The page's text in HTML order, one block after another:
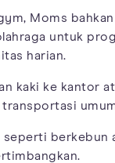
Moms
untuk
harian.
kaki ke kantor
seperti berkebun